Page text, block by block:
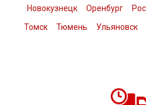
Новокузнецк
Оренбург
Томск
Тюмень Ульяновск